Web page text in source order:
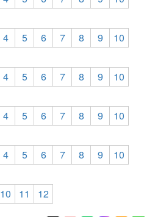
4 5 6 7 8 9
10
4 5 6 7 8 9
10
4 5 6 7 8 9
10
4 5 6 7 8 9
10
10 11 12